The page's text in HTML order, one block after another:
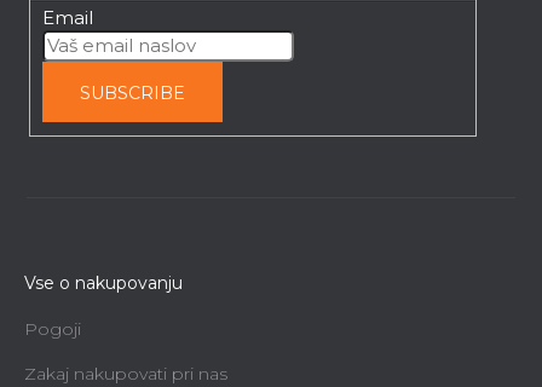
Email
SUBSCRIBE
Vse o nakupovanju
Pogoji
Zakaj nakupovati pri nas